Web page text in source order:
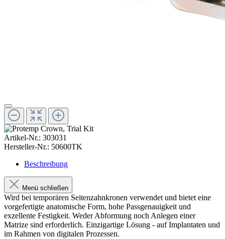
Artikel-Nr.: 303031
Hersteller-Nr.: 50600TK
Beschreibung
Menü schließen
Wird bei temporären Seitenzahnkronen verwendet und bietet eine
vorgefertigte anatomische Form, hohe Passgenauigkeit und
exzellente Festigkeit. Weder Abformung noch Anlegen einer
Matrize sind erforderlich. Einzigartige Lösung - auf Implantaten und
im Rahmen von digitalen Prozessen.